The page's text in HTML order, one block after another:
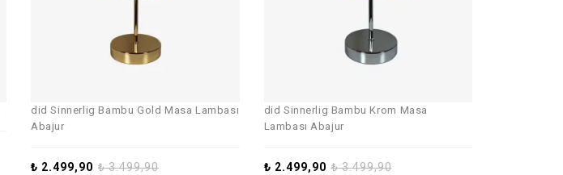
did Sinnerlig Bambu Gold Masa Lambası
Abajur
₺3.499,90
₺ 2.499,90
did Sinnerlig Bambu Krom Masa
Lambası Abajur
₺3.499,90
₺ 2.499,90